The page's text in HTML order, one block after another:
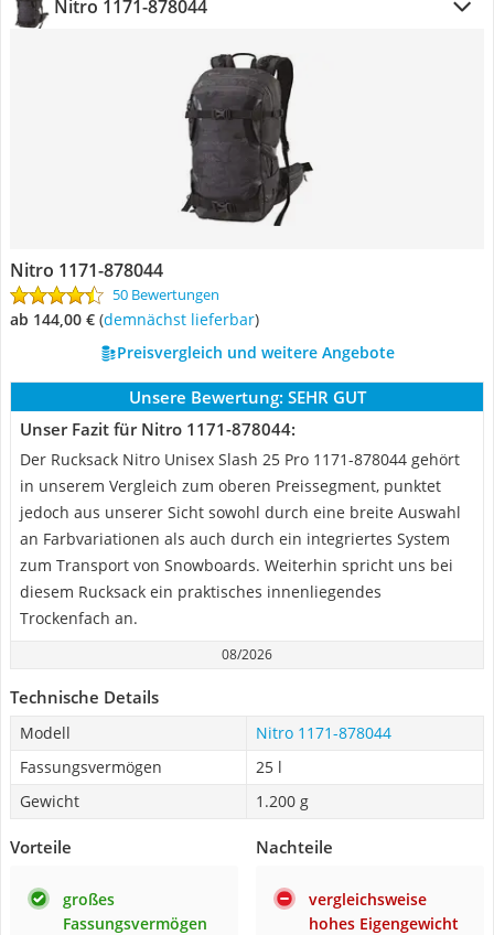
Nitro 1171-878044
Nitro 1171-878044
50 Bewertungen
ab 144,00 € ( Demnächst lieferbar)
Preisvergleich und weitere Angebote
Unsere Bewertung: SEHR GUT
Unser Fazit für Nitro 1171-878044:
Der Rucksack Nitro Unisex Slash 25 Pro 1171-878044 gehört
in unserem Vergleich zum oberen Preissegment, punktet
jedoch aus unserer Sicht sowohl durch eine breite Auswahl
an Farbvariationen als auch durch ein integriertes System
zum Transport von Snowboards. Weiterhin spricht uns bei
diesem Rucksack ein praktisches innenliegendes
Trockenfach an.
08/2026
Technische Details
Modell
Nitro 1171-878044
Fassungsvermögen
25 l
Gewicht
1.200 g
Vorteile
großes
Fassungsvermögen
Nachteile
vergleichsweise
hohes Eigengewicht